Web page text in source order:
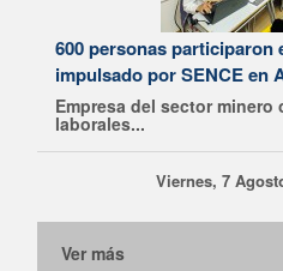
600 personas
impulsado por SENCE en
Empresa del sector minero
laborales...
Viernes, 7
Ver más